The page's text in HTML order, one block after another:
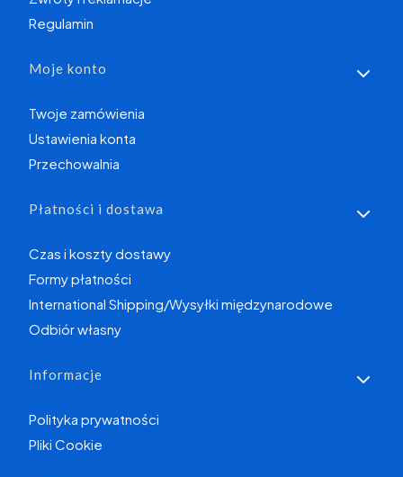
Regulamin
Moje konto
Twoje zamówienia
Ustawienia konta
Przechowalnia
Płatności i dostawa
Czas i koszty dostawy
Formy płatności
International Shipping/Wysyłki międzynarodowe
Odbiór własny
Informacje
Polityka prywatności
Pliki Cookie